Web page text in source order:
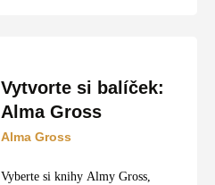
Vytvorte si balíček:
Alma Gross
Alma Gross
Vyberte si knihy Almy Gross,